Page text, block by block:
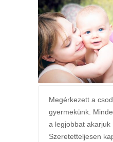
Megérkezett a
gyermekünk.
a legjobbat akarjuk
Szeretetteljesen